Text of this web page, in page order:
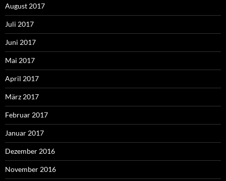
August 2017
Juli 2017
Juni 2017
Mai 2017
April 2017
März 2017
Februar 2017
Januar 2017
Dezember 2016
November 2016